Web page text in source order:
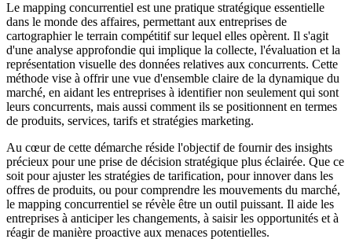
Le mapping concurrentiel est une pratique stratégique essentielle
dans le monde des affaires, permettant aux entreprises de
cartographier le terrain compétitif sur lequel elles opèrent. Il s'agit
d'une analyse approfondie qui implique la collecte, l'évaluation et la
représentation visuelle des données relatives aux concurrents. Cette
méthode vise à offrir une vue d'ensemble claire de la dynamique du
marché, en aidant les entreprises à identifier non seulement qui sont
leurs concurrents, mais aussi comment ils se positionnent en termes
de produits, services, tarifs et stratégies marketing.
Au cœur de cette démarche réside l'objectif de fournir des insights
précieux pour une prise de décision stratégique plus éclairée. Que ce
soit pour ajuster les stratégies de tarification, pour innover dans les
offres de produits, ou pour comprendre les mouvements du marché,
le mapping concurrentiel se révèle être un outil puissant. Il aide les
entreprises à anticiper les changements, à saisir les opportunités et à
réagir de manière proactive aux menaces potentielles.